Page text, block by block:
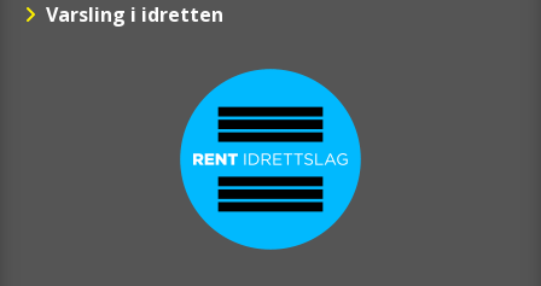
Varsling i idretten